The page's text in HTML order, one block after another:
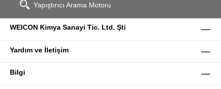
Yapıştırıcı Arama Motoru
WEICON Kimya Sanayi Tic. Ltd. Şti
Yardım ve İletişim
Bilgi